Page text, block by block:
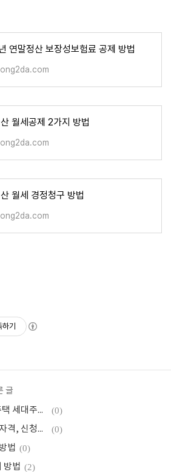
연말정산 보장성보험료 공제 방법
월세공제 2가지 방법
월세 경정청구 방법
기
글
청약 무주택자 기준, 무주택 세대주와 다른점 (0)
청년 주택드림 청약통장 자격, 신청조건, 자주묻는질문 (0)
법 (0)
방법 (2)